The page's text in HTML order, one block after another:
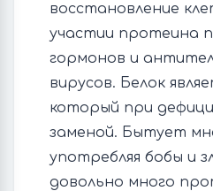
восстановление
участии протеина
гормонов и
вирусов. Белок
который при
заменой. Бытует
употребляя бобы и
довольно много